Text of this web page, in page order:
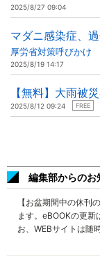
2025/8/27 09:04
マダニ感染症、
厚労省対策呼びかけ
2025/8/19 14:17
【無料】大雨被
2025/8/12 09:24 FREE
編集部からのお
【お盆期間中の休刊
ます。eBOOKの更
お、WEBサイトは随